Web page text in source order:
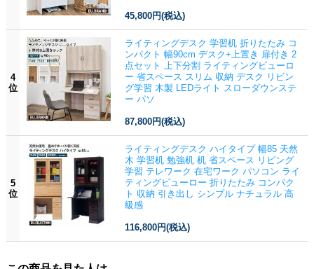
45,800円(税込)
4
位
ライティングデスク 学習机 折りたたみ コ
ンパクト 幅90cm デスク+上置き 扉付き 2
点セット 上下分割 ライティングビューロ
ー 省スペース スリム 収納 デスク リビン
グ学習 木製 LEDライト スローダウンステ
ー パソ
87,800円(税込)
5
位
ライティングデスク ハイタイプ 幅85 天然
木 学習机 勉強机 机 省スペース リビング
学習 テレワーク 在宅ワーク パソコン ライ
ティングビューロー 折りたたみ コンパク
ト 収納 引き出し シンプル ナチュラル 高
級感
116,800円(税込)